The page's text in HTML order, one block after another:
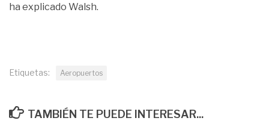
ha explicado Walsh.
Etiquetas: Aeropuertos
TAMBIÉN TE PUEDE INTERESAR...